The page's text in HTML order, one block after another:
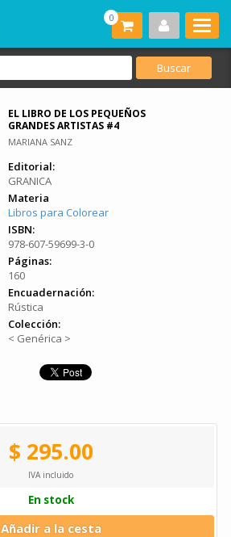
0
EL LIBRO DE LOS PEQUEÑOS
GRANDES ARTISTAS #4
MARIANA SANZ
Editorial:
GRANICA
Materia
Libros para Colorear
ISBN:
978-607-59699-3-0
Páginas:
160
Encuadernación:
Rústica
Colección:
< Genérica >
$ 295.00
IVA incluido
En stock
Añadir a la cesta